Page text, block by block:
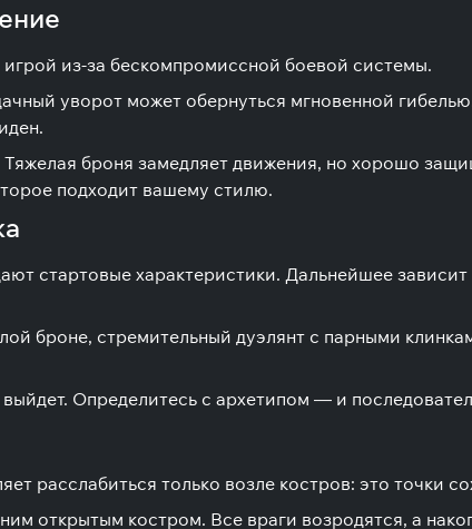
из-за бескомпромиссной боевой системы.
уворот может обернуться мгновенной
броня замедляет движения, но хорошо
подходит вашему стилю.
стартовые характеристики. Дальнейшее
броне, стремительный дуэлянт с парными
Определитесь с архетипом — и
расслабиться только возле костров: это точки
открытым костром. Все враги возродятся, а